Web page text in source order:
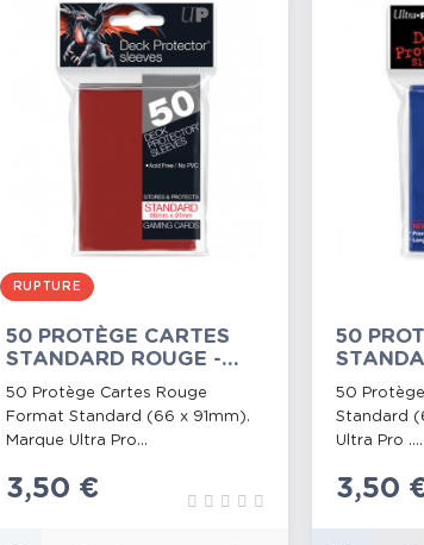
RUPTURE
50 PROTÈGE CARTES
STANDARD ROUGE -
ULTRA PRO
50 Protège Cartes Rouge
Format Standard (66 x 91mm).
Marque Ultra Pro...
Prix
3,50 €
50
ULTRA
50
Standard
Ultra Pro ....
Prix
3,50